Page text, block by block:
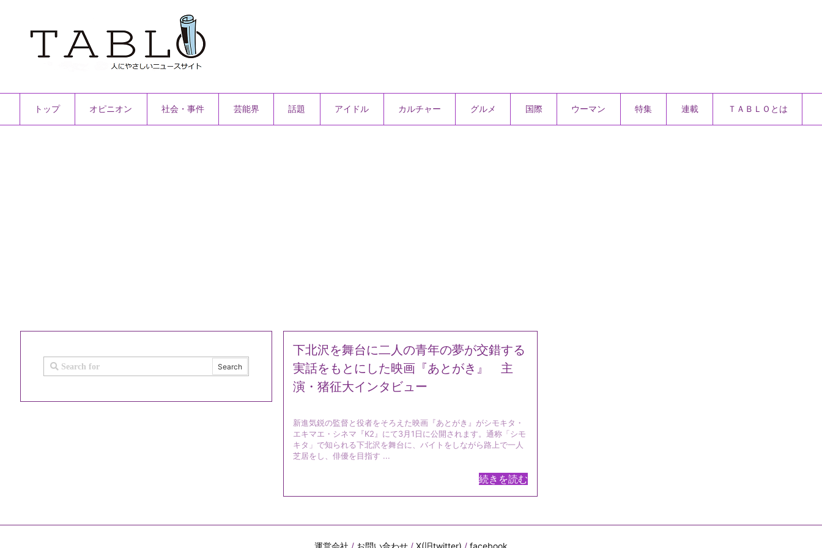
トップ オピニオン 社会・事件 芸能界 話題 アイドル カルチャー グルメ 国際 ウーマン 特集 連載 ＴＡＢＬＯとは
下北沢を舞台に二人の青年の夢が交錯する
実話をもとにした映画『あとがき』 主
演・猪征大インタビュー
新進気鋭の監督と役者をそろえた映画『あとがき』がシモキタ・
エキマエ・シネマ『K2』にて3月1日に公開されます。通称「シモ
キタ」で知られる下北沢を舞台に、バイトをしながら路上で一人
芝居をし、俳優を目指す ...
続きを読む
運営会社 / お問い合わせ/ X(旧twitter) / facebook